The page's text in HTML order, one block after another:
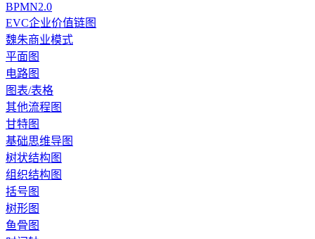
BPMN2.0
EVC企业价值链图
魏朱商业模式
平面图
电路图
图表/表格
其他流程图
甘特图
基础思维导图
树状结构图
组织结构图
括号图
树形图
鱼骨图